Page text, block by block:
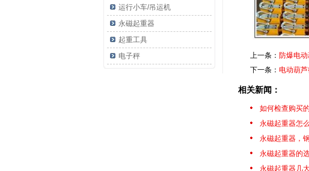
运行小车/吊运机
永磁起重器
起重工具
电子秤
上一条： 防爆电
下一条： 电动葫
相关新闻：
如何检查购买
永磁起重器怎
永磁起重器，
永磁起重器的
永磁起重器几